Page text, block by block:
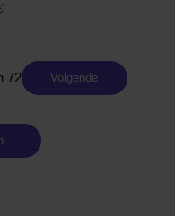
72 Volgende